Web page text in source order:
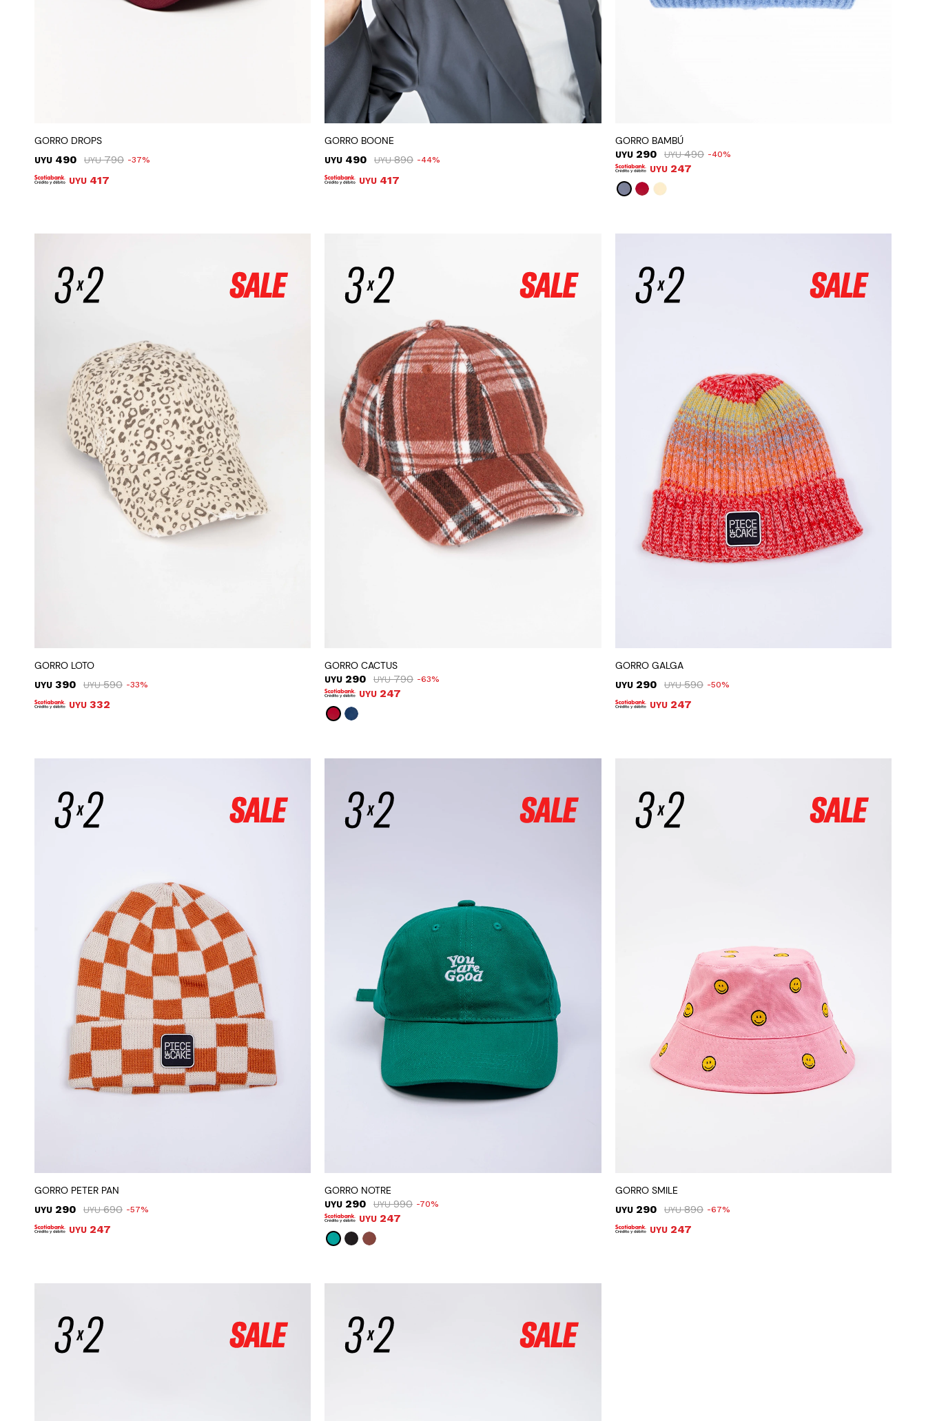
GORRO DROPS
UYU 490 UYU 790 37
UYU 417
GORRO BOONE
UYU 490 UYU 890 44
UYU 417
GORRO BAMBÚ
UYU 290 UYU 490 40
UYU 247
GORRO LOTO
UYU 390 UYU 590 33
UYU 332
GORRO CACTUS
UYU 290 UYU 790 63
UYU 247
GORRO GALGA
UYU 290 UYU 590 50
UYU 247
GORRO PETER PAN
UYU 290 UYU 690 57
UYU 247
GORRO NOTRE
UYU 290 UYU 990 70
UYU 247
GORRO SMILE
UYU 290 UYU 890 67
UYU 247